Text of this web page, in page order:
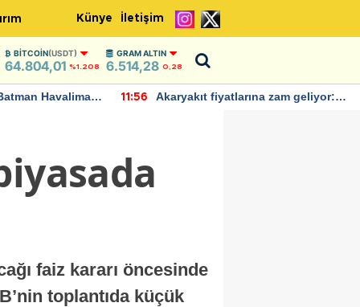
Künye İletişim
BITCOIN(USDT)
64.804,01 %1.208
GRAM ALTIN
6.514,28 0,28
Havalimanı
11:56
Akaryakıt fiyatlarına zam geliyor:
faiz kararı öncesinde
toplantıda küçük